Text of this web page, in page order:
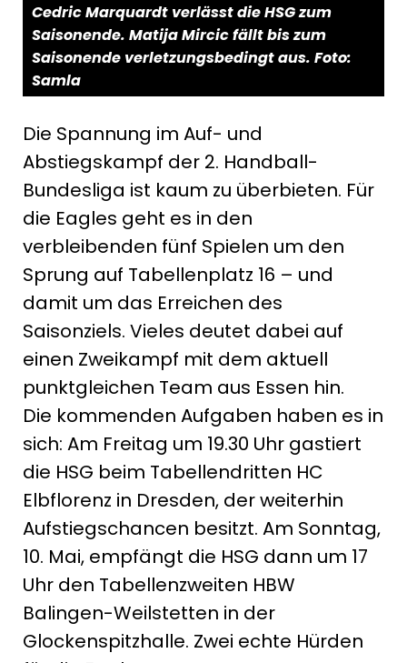
Cedric Marquardt verlässt die HSG zum
Saisonende. Matija Mircic fällt bis zum
Saisonende verletzungsbedingt aus. Foto:
Samla
Die Spannung im Auf- und
Abstiegskampf der 2. Handball-
Bundesliga ist kaum zu überbieten. Für
die Eagles geht es in den
verbleibenden fünf Spielen um den
Sprung auf Tabellenplatz 16 – und
damit um das Erreichen des
Saisonziels. Vieles deutet dabei auf
einen Zweikampf mit dem aktuell
punktgleichen Team aus Essen hin.
Die kommenden Aufgaben haben es in
sich: Am Freitag um 19.30 Uhr gastiert
die HSG beim Tabellendritten HC
Elbflorenz in Dresden, der weiterhin
Aufstiegschancen besitzt. Am Sonntag,
10. Mai, empfängt die HSG dann um 17
Uhr den Tabellenzweiten HBW
Balingen-Weilstetten in der
Glockenspitzhalle. Zwei echte Hürden